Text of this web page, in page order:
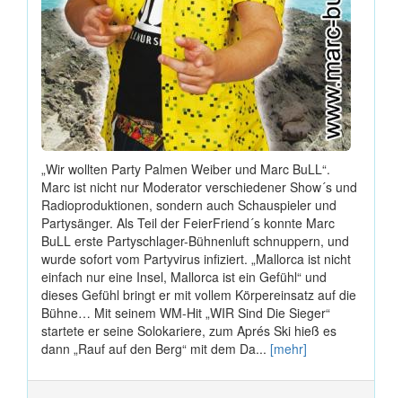
„Wir wollten Party Palmen Weiber und Marc BuLL“.
Marc ist nicht nur Moderator verschiedener Show´s und
Radioproduktionen, sondern auch Schauspieler und
Partysänger. Als Teil der FeierFriend´s konnte Marc
BuLL erste Partyschlager-Bühnenluft schnuppern, und
wurde sofort vom Partyvirus infiziert. „Mallorca ist nicht
einfach nur eine Insel, Mallorca ist ein Gefühl“ und
dieses Gefühl bringt er mit vollem Körpereinsatz auf die
Bühne… Mit seinem WM-Hit „WIR Sind Die Sieger“
startete er seine Solokariere, zum Aprés Ski hieß es
dann „Rauf auf den Berg“ mit dem Da... [mehr]